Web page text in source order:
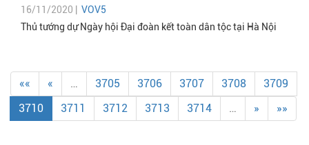
16/11/2020 | VOV5
Thủ tướng dự Ngày hội Đại đoàn kết toàn dân tộc tại Hà Nội
«« « … 3705 3706 3707 3708
3709
3710
3711 3712 3713 3714 … » »»